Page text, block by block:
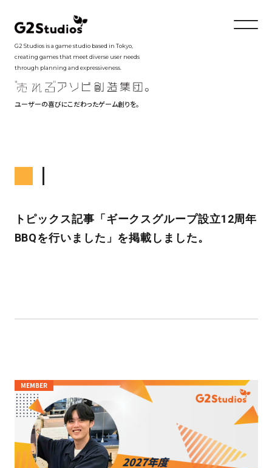
G2 Studios is a game studio based in Tokyo,
creating games that meet diverse user needs
through planning and expressiveness.
ユーザーの喜びにこだわったゲーム創りを。
トピックス記事「ギークスグループ設立12周年
BBQを行いました」を掲載しました。
MEMBER